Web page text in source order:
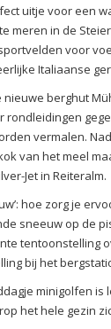
uitje voor een
meren in de
voor
Italiaanse
nieuwe berghut
rondleidingen
vermalen.
van het meel
Jet in Reiteralm.
hoe zorg je
sneeuw op de
tentoonstelling
bij het
minigolfen
het hele gezin